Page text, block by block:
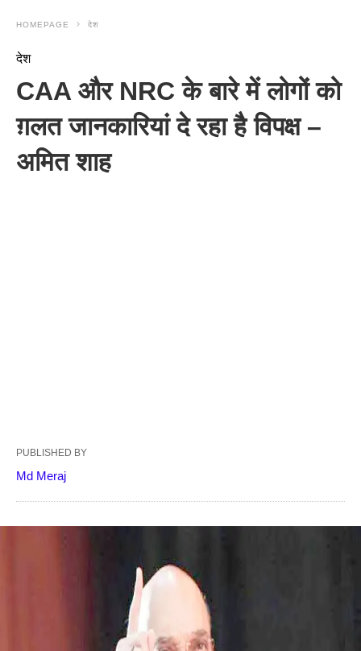
HOMEPAGE देश
देश
CAA और NRC के बारे में लोगों को
ग़लत जानकारियां दे रहा है विपक्ष –
अमित शाह
PUBLISHED BY
Md Meraj